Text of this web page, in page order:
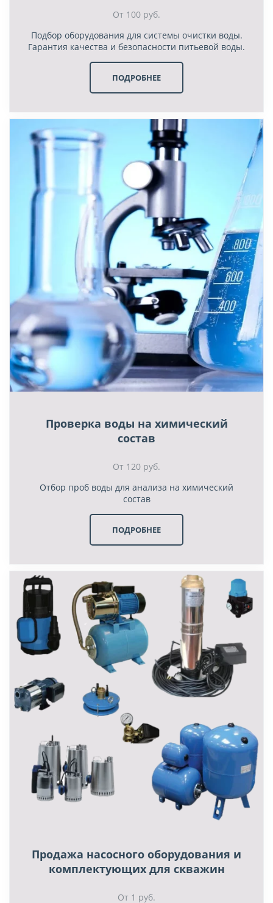
От 100 руб.
Подбор оборудования для системы очистки воды.
Гарантия качества и безопасности питьевой воды.
ПОДРОБНЕЕ
Проверка воды на химический
состав
От 120 руб.
Отбор проб воды для анализа на химический
состав
ПОДРОБНЕЕ
Продажа насосного оборудования и
комплектующих для скважин
От 1 руб.